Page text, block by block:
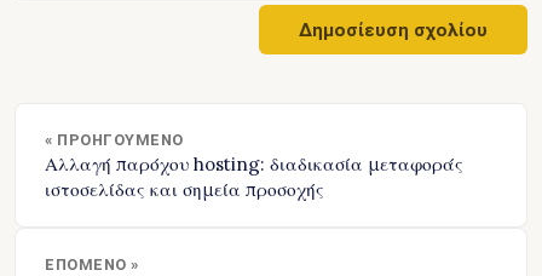
« ΠΡΟΗΓΟΎΜΕΝΟ
Αλλαγή παρόχου hosting: διαδικασία μεταφοράς
ιστοσελίδας και σημεία προσοχής
ΕΠΌΜΕΝΟ »